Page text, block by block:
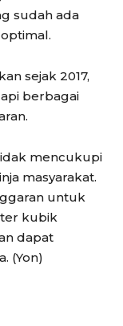
sudah ada
sejak 2017,
berbagai
mencukupi
masyarakat.
untuk
kubik
dapat
(Yon)